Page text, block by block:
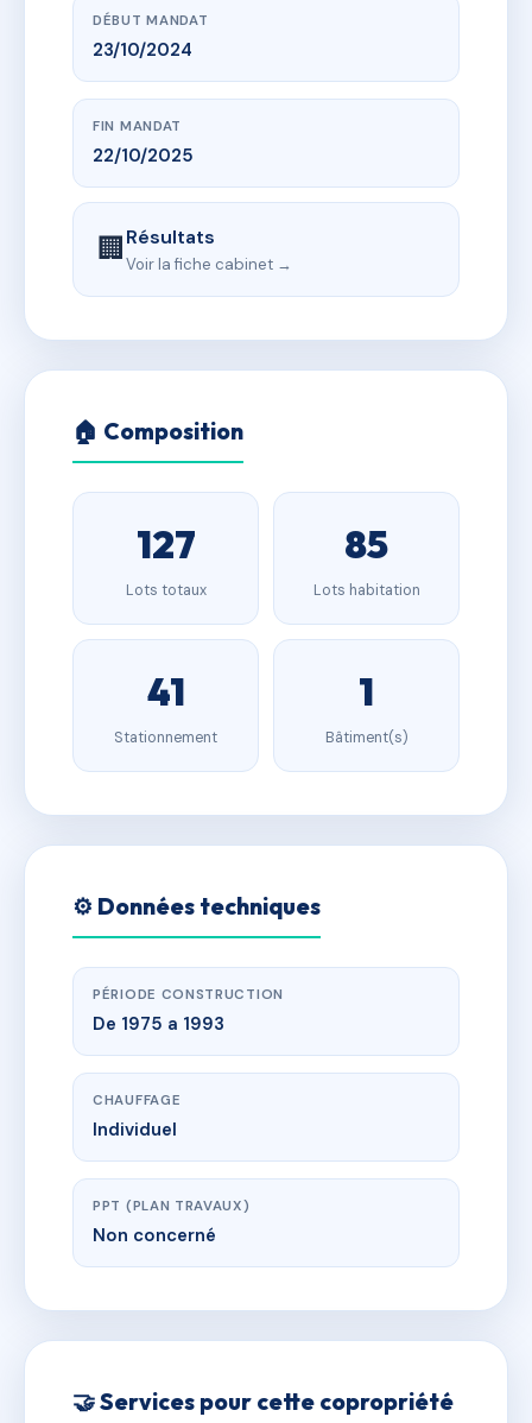
DÉBUT MANDAT
23/10/2024
FIN MANDAT
22/10/2025
🏢Résultats
Voir la fiche cabinet →
🏠 Composition
127
Lots totaux
85
Lots habitation
41
Stationnement
1
Bâtiment(s)
⚙️ Données techniques
PÉRIODE CONSTRUCTION
De 1975 a 1993
CHAUFFAGE
Individuel
PPT (PLAN TRAVAUX)
Non concerné
🤝 Services pour cette copropriété